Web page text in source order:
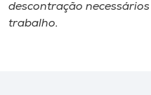
descontração
trabalho.